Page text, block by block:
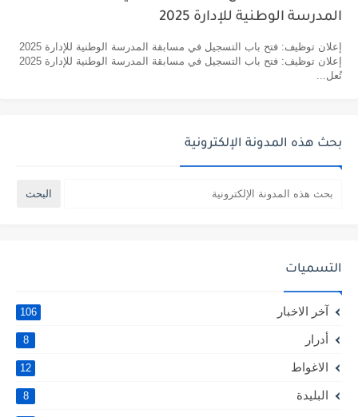
المدرسة الوطنية للإدارة 2025
إعلان توظيف: فتح باب التسجيل في مسابقة المدرسة الوطنية للإدارة 2025
إعلان توظيف: فتح باب التسجيل في مسابقة المدرسة الوطنية للإدارة 2025
تُعل...
بحث هذه المدونة الإلكترونية
التسميات
آخر الاخبار 106
أدرار 8
الاغواط 12
البليدة 8